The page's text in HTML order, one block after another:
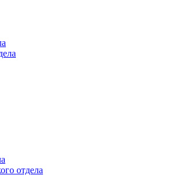
отдела